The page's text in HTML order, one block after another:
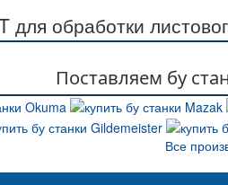
для обработки
Поставляем бу
Все